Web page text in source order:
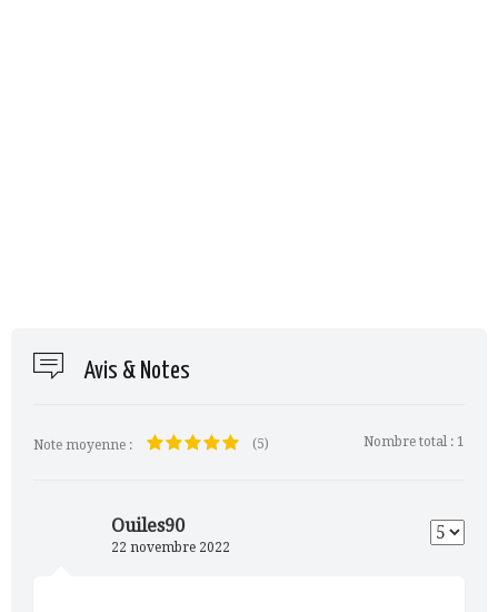
Avis & Notes
Note moyenne : (5) Nombre total : 1
Ouiles90
22 novembre 2022